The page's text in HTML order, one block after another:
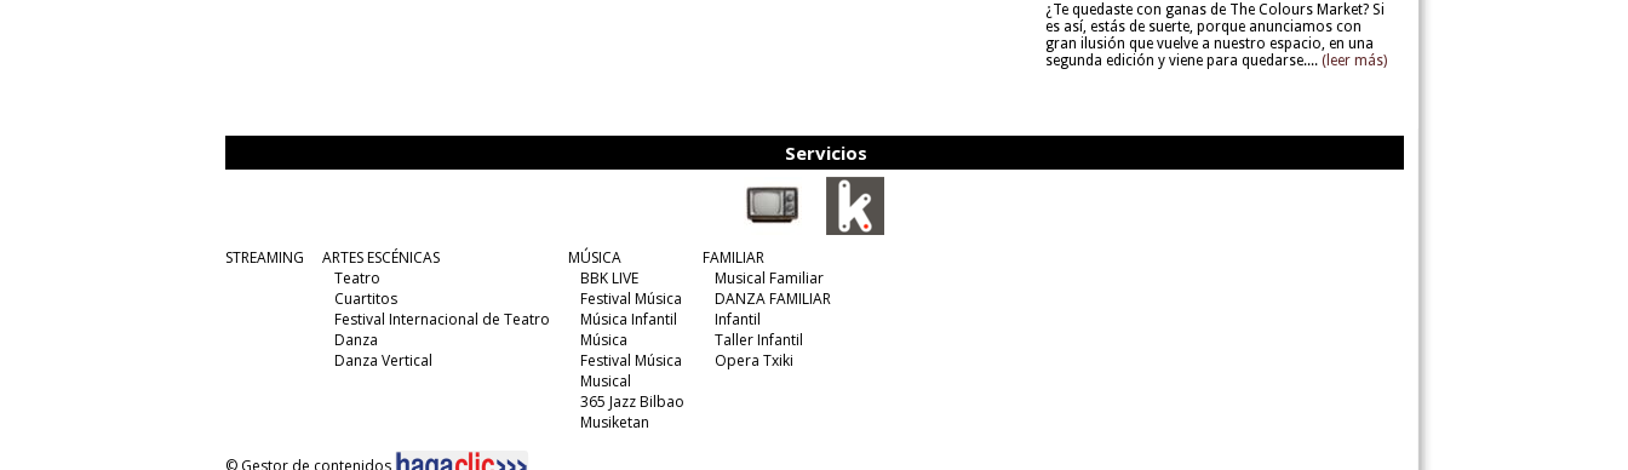
¿Te quedaste con ganas de The Colours Market? Si
es así, estás de suerte, porque anunciamos con
gran ilusión que vuelve a nuestro espacio, en una
segunda edición y viene para quedarse.... (leer más)
Servicios
STREAMING
ARTES ESCÉNICAS
Teatro
Cuartitos
Festival Internacional de Teatro
Danza
Danza Vertical
MÚSICA
BBK LIVE
Festival Música
Música Infantil
Música
Festival Música
Musical
365 Jazz Bilbao
Musiketan
FAMILIAR
Musical Familiar
DANZA FAMILIAR
Infantil
Taller Infantil
Opera Txiki